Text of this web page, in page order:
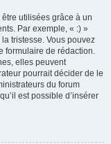
utilisées grâce à un
Par exemple, « :) »
tristesse. Vous pouvez
formulaire de rédaction.
elles peuvent
pourrait décider de le
du forum
est possible d’insérer